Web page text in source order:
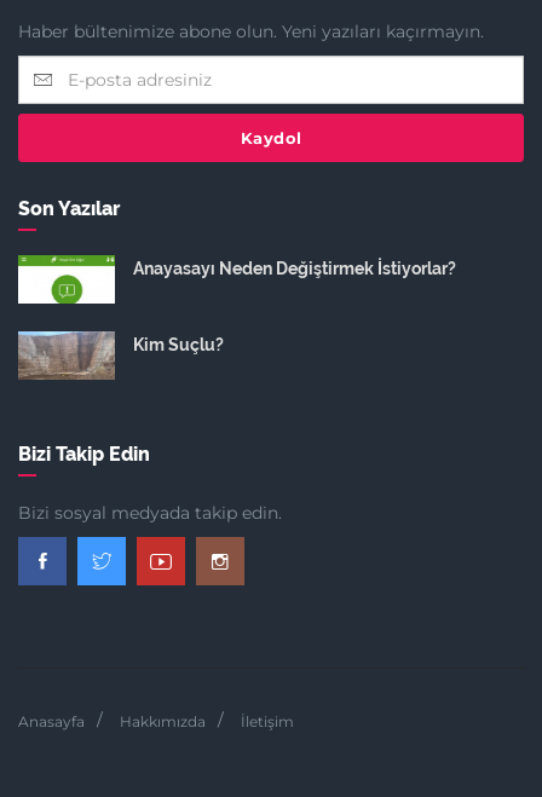
Haber bültenimize abone olun. Yeni yazıları kaçırmayın.
Kaydol
Son Yazılar
Anayasayı Neden Değiştirmek İstiyorlar?
Kim Suçlu?
Bizi Takip Edin
Bizi sosyal medyada takip edin.
Anasayfa Hakkımızda İletişim